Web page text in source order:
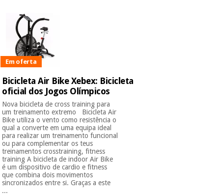
Em oferta
Bicicleta Air Bike Xebex: Bicicleta
oficial dos Jogos Olímpicos
Nova bicicleta de cross training para
um treinamento extremo Bicicleta Air
Bike utiliza o vento como resistência o
qual a converte em uma equipa ideal
para realizar um treinamento funcional
ou para complementar os teus
treinamentos crosstraining, fitness
training A bicicleta de indoor Air Bike
é um dispositivo de cardio e fitness
que combina dois movimentos
sincronizados entre si. Graças a este
...